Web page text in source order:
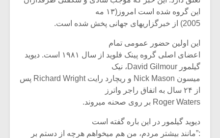
این گروه شده است امروز(۱۳ مه
2005) از خبرگزاریهای جهانی پخش شده است.
این اولین حضور عمومی تمام
اعضای اصلی گروه پینک فلوید از سال ۱۹۸۱ است. دیوید
گیلمور David Gilmour، نیک
میسون Nick Mason و ریچارد رایت Richard Wright پس
از ۲۴ سال به اتفاق راجر واترز
Roger Waters بر روی صحنه میروند.
دیوید گیلمور در این باره گفته است
:”مانند بیشتر مردم، من هم میخواهم هرچه از دستم بر